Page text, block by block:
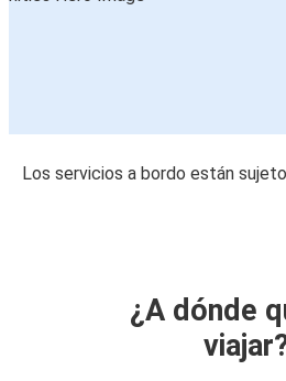
Los servicios a bordo están
¿A dónde